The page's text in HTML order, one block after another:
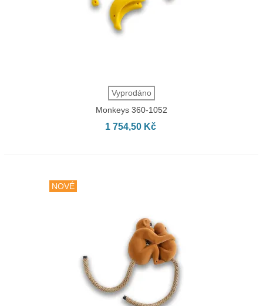
Vyprodáno
Monkeys 360-1052
1 754,50 Kč
NOVÉ